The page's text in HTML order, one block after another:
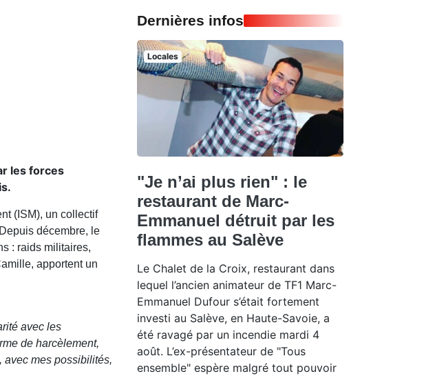
les forces
(ISM), un collectif
décembre, le
: raids militaires,
apportent un
avec les
de harcèlement,
avec mes possibilités,
Dernières infos
Locales
"Je n’ai plus rien" : le
restaurant de Marc-
Emmanuel détruit par les
flammes au Salève
Le Chalet de la Croix, restaurant dans
lequel l’ancien animateur de TF1 Marc-
Emmanuel Dufour s’était fortement
investi au Salève, en Haute-Savoie, a
été ravagé par un incendie mardi 4
août. L’ex-présentateur de "Tous
ensemble" espère malgré tout pouvoir